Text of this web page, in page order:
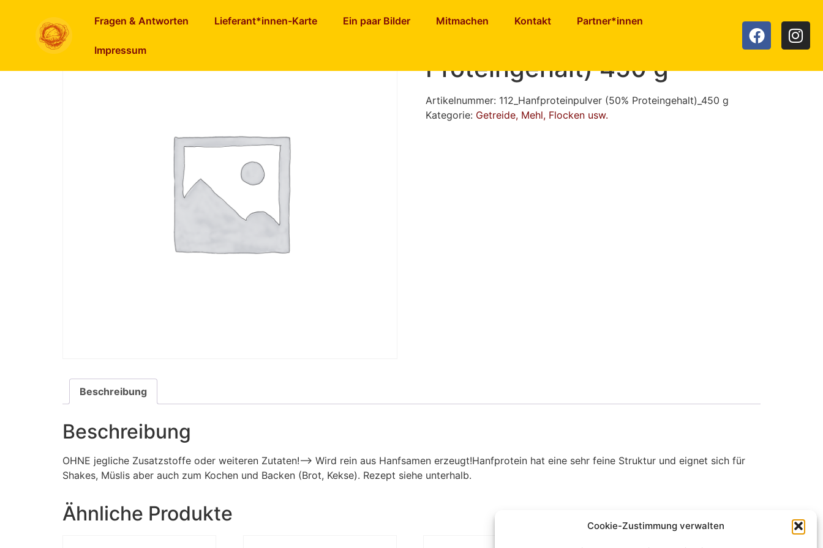
Cookie-Zustimmung verwalten
Fragen & Antworten Lieferant*innen-Karte Ein paar Bilder Mitmachen Kontakt Partner*innen
Impressum
Proteingehalt) 450 g
Artikelnummer: 112_Hanfproteinpulver (50% Proteingehalt)_450 g
Kategorie: Getreide, Mehl, Flocken usw.
Beschreibung
Beschreibung
OHNE jegliche Zusatzstoffe oder weiteren Zutaten!–> Wird rein aus Hanfsamen erzeugt!Hanfprotein hat eine sehr feine Struktur und eignet sich für
Shakes, Müslis aber auch zum Kochen und Backen (Brot, Kekse). Rezept siehe unterhalb.
Ähnliche Produkte